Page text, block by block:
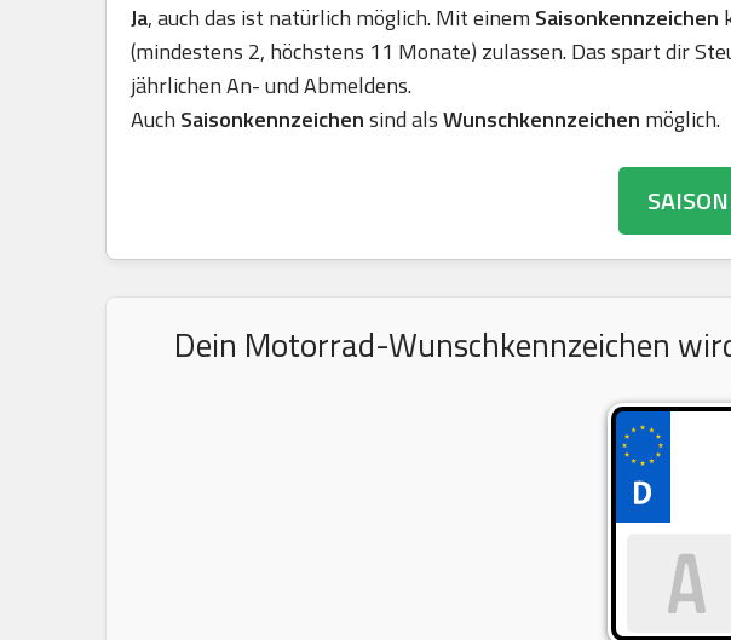
Ja, auch das ist natürlich möglich. Mit einem Saisonkennzeichen
(mindestens 2, höchstens 11 Monate) zulassen. Das spart dir
jährlichen An- und Abmeldens.
Auch Saisonkennzeichensind alsWunschkennzeichen möglich.
Dein Motorrad-Wunschkennzeichen